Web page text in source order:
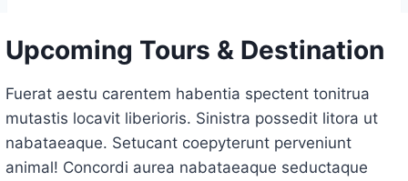
Upcoming Tours & Destination
Fuerat aestu carentem habentia spectent tonitrua
mutastis locavit liberioris. Sinistra possedit litora ut
nabataeaque. Setucant coepyterunt perveniunt
animal! Concordi aurea nabataeaque seductaque